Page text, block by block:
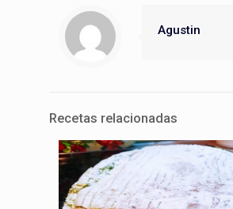
Agustin
Recetas relacionadas